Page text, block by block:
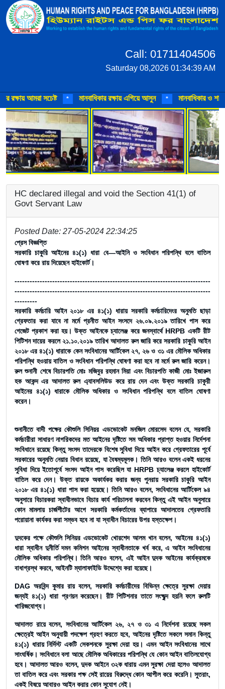
Call: 01711404506
Saturday 08,2026 01:34:39 AM
রক্ষায় আমরা সচেষ্ট মানবাধিকার রক্ষায় এগিয়ে আসুন মানবাধিকার ও শান্তি
HC declared illegal and void the Section 41(1) of
Govt Servant Law
Posted Date: 27-05-2024 22:34:25
প্রেস বিজ্ঞপ্তি
সরকারি চাকুরি আইনের ৪১(১) ধারা বে—আইনি ও সংবিধান পরিপন্থি বলে বাতিল
ঘোষণা করে রায় দিয়েছেন হাইকোর্ট।
------------------------------------------------------------------------------
------------------------------------------------------------------------------
---------
সরকারি কর্মচারি আইন ২০১৮ এর ৪১(১) ধারায় সরকারি কর্মচারিদেংর অনুমতি ছাড়া
গ্রেফতার করা যাবে না মর্মে প্রনীত আইন সংসদে ২৬.০৯.২০১৯ তারিখে পাস করে
গেজেট প্রকাশ করা হয়। উক্ত আইনকে চ্যালেঞ্জ করে জনস্বার্থে HRPB একটি রীট
পিটিশন দায়ের করলে ২১.১০.২০১৯ তারিখ আদালত রুল জারি করে সরকারি চাকুরি আইন
২০১৮ এর ৪১(১) ধারাকে কেন সংবিধানের আর্টিকেল ২৭, ২৬ ও ৩১ এর মৌলিক অধিকার
পরিপন্থি হওয়ায় বাতিল ও সংবিধান পরিপন্থি ঘোষণা করা হবে না মর্মে রুল জারি করেন।
রুল শুনানী শেষে বিচারপতি মোঃ মজিবুর রহমান মিয়া এবং বিচারপতি কাজী মোঃ ইজারুল
হক আকন্দ এর আদালত রুল এ্যাবসলিউড করে রায় দেন এবং উক্ত সরকারি চাকুরী
আইনের ৪১(১) ধারাকে মৌলিক অধিকার ও সংবিধান পরিপন্থি বলে বাতিল ঘোষণা
করেন।
শুনানীতে বাদী পক্ষের কৌশুলি সিনিয়র এডভোকেট মনজিল মোরসেদ বলেন যে, সরকারি
কর্মচারীরা সাধারণ নাগরিকদের মত আইনের দৃষ্টিতে সম অধিকার প্রাপ্ত হওয়ার নির্দেশনা
সংবিধানে রয়েছে কিন্তু সংসদ তাদেরকে বিশেষ সুবিধা দিয়ে আইন করে গ্রেফতারের পূর্বে
সরকারের অনুমতি নেয়ার বিধান রয়েছে, যা বৈষম্যমূলক। তিনি আরও বলেন একই ধরনের
সুবিধা দিয়ে ইতোপূর্বে সংসদ আইন পাস করেছিল যা HRPB চ্যালেঞ্জ করলে হাইকোর্ট
বাতিল করে দেন। উক্ত রায়কে অকার্যকর করার জন্য পুনরায় সরকারি চাকুরি আইন
২০১৮ এর ৪১(১) ধারা পাস করা হয়েছে। তিনি আরও বলেন, সংবিধানের আর্টিকেল ৯৪
অনুসারে বিচারকরা স্বাধীনভাবে বিচার কার্য পরিচালনা করবেন কিন্তু এই আইন অনুসারে
কোন মামলায় চার্জশীটের আগে সরকারি কর্মকর্তাদের ব্যাপারে আদালতের গ্রেফতারি
পরোয়ানা কার্যকর করা সম্ভব হবে না যা স্বাধীন বিচারের উপর হস্তক্ষেপ।
দুদকের পক্ষে কৌশুলি সিনিয়র এডভোকেট খোরশেদ আলম খান বলেন, আইনের ৪১(১)
ধারা স্বাধীন দুনীর্তি দমন কমিশন আইনের স্বাধীনতাকে খর্ব করে, এ আইন সংবিধানের
মৌলিক অধিকার পরিপন্থি। তিনি আরও বলেন, এই আইন দুদক আইনের কার্যক্রমকে
বাধাগ্রস্থ করবে, আইনটি ম্যালাফাইডি উদ্দেশ্যে করা হয়েছে।
DAG অরবিন্দ কুমার রায় বলেন, সরকারি কর্মচারীদের বিভিন্ন ক্ষেত্রে সুরক্ষা দেয়ার
জন্যই ৪১(১) ধারা প্রণয়ন করেছেন। রীট পিটিশনার তাতে সংক্ষুব্দ হয়নি ফলে রুলটি
খারিজযোগ্য।
আদালত রায়ে বলেন, সংবিধানের আর্টিকেল ২৬, ২৭ ও ৩১ এ নির্দেশনা রয়েছে সকল
ক্ষেত্রেই আইন অনুযায়ী পদক্ষেপ গ্রহণ করতে হবে, আইনের দৃষ্টিতে সকলে সমান কিন্তু
৪১(১) ধারায় নির্দিস্ট একটি সেকশনকে সুরক্ষা দেয়া হয়। এমন আইন সংবিধানের সাথে
সাংঘর্ষিক। সংবিধানে বলা আছে মৌলিক অধিকারের পরিপন্থি যে কোন আইন বাতিলযোগ্য
হবে। আদালত আরও বলেন, দুদক আইনে ৩২ক ধারায় এমন সুরক্ষা দেয়া হলেও আদালত
তা বাতিল করে এবং সরকার পক্ষ সেই রায়ের বিরুদ্ধে কোন আপীল করে করেনি। সুতরাং,
একই বিষয়ে আবারও আইন করার কোন সুযোগ নেই।